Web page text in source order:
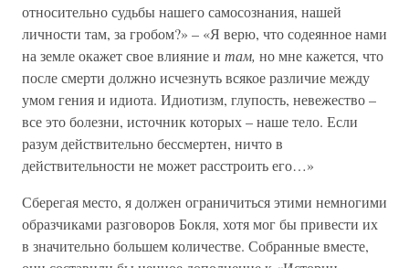
относительно судьбы нашего самосознания, нашей
личности там, за гробом?» – «Я верю, что содеянное нами
на земле окажет свое влияние и там, но мне кажется, что
после смерти должно исчезнуть всякое различие между
умом гения и идиота. Идиотизм, глупость, невежество –
все это болезни, источник которых – наше тело. Если
разум действительно бессмертен, ничто в
действительности не может расстроить его…»
Сберегая место, я должен ограничиться этими немногими
образчиками разговоров Бокля, хотя мог бы привести их
в значительно большем количестве. Собранные вместе,